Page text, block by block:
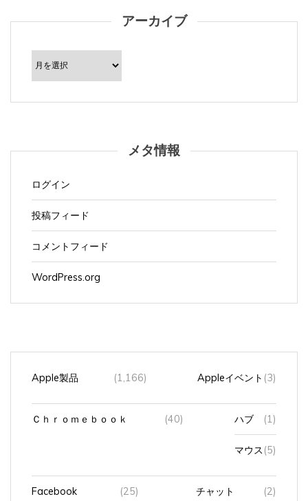
アーカイブ
ア
カ
メタ情報
ログイン
投稿フィード
コメントフィード
WordPress.org
Apple製品 (1,166) Appleイベント (3)
Ｃｈｒｏｍｅｂｏｏｋ (40) ハブ (1)
マウス (5)
Facebook (25) チャット (2)